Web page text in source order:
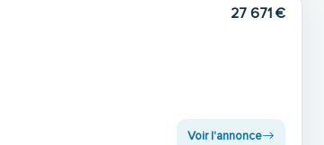
27 671 €
Voir l'annonce